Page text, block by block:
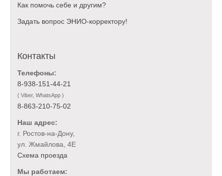
Как помочь себе и другим?
Задать вопрос ЭНИО-корректору!
Контакты
Телефоны:
8-938-151-44-21
( Viber, WhatsApp )
8-863-210-75-02
Наш адрес:
г. Ростов-на-Дону,
ул. Жмайлова, 4Е
Схема проезда
Мы работаем: